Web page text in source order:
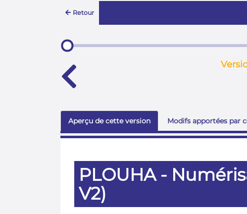
Retour
Aperçu de cette version Modifs apportées par
PLOUHA -
V2)